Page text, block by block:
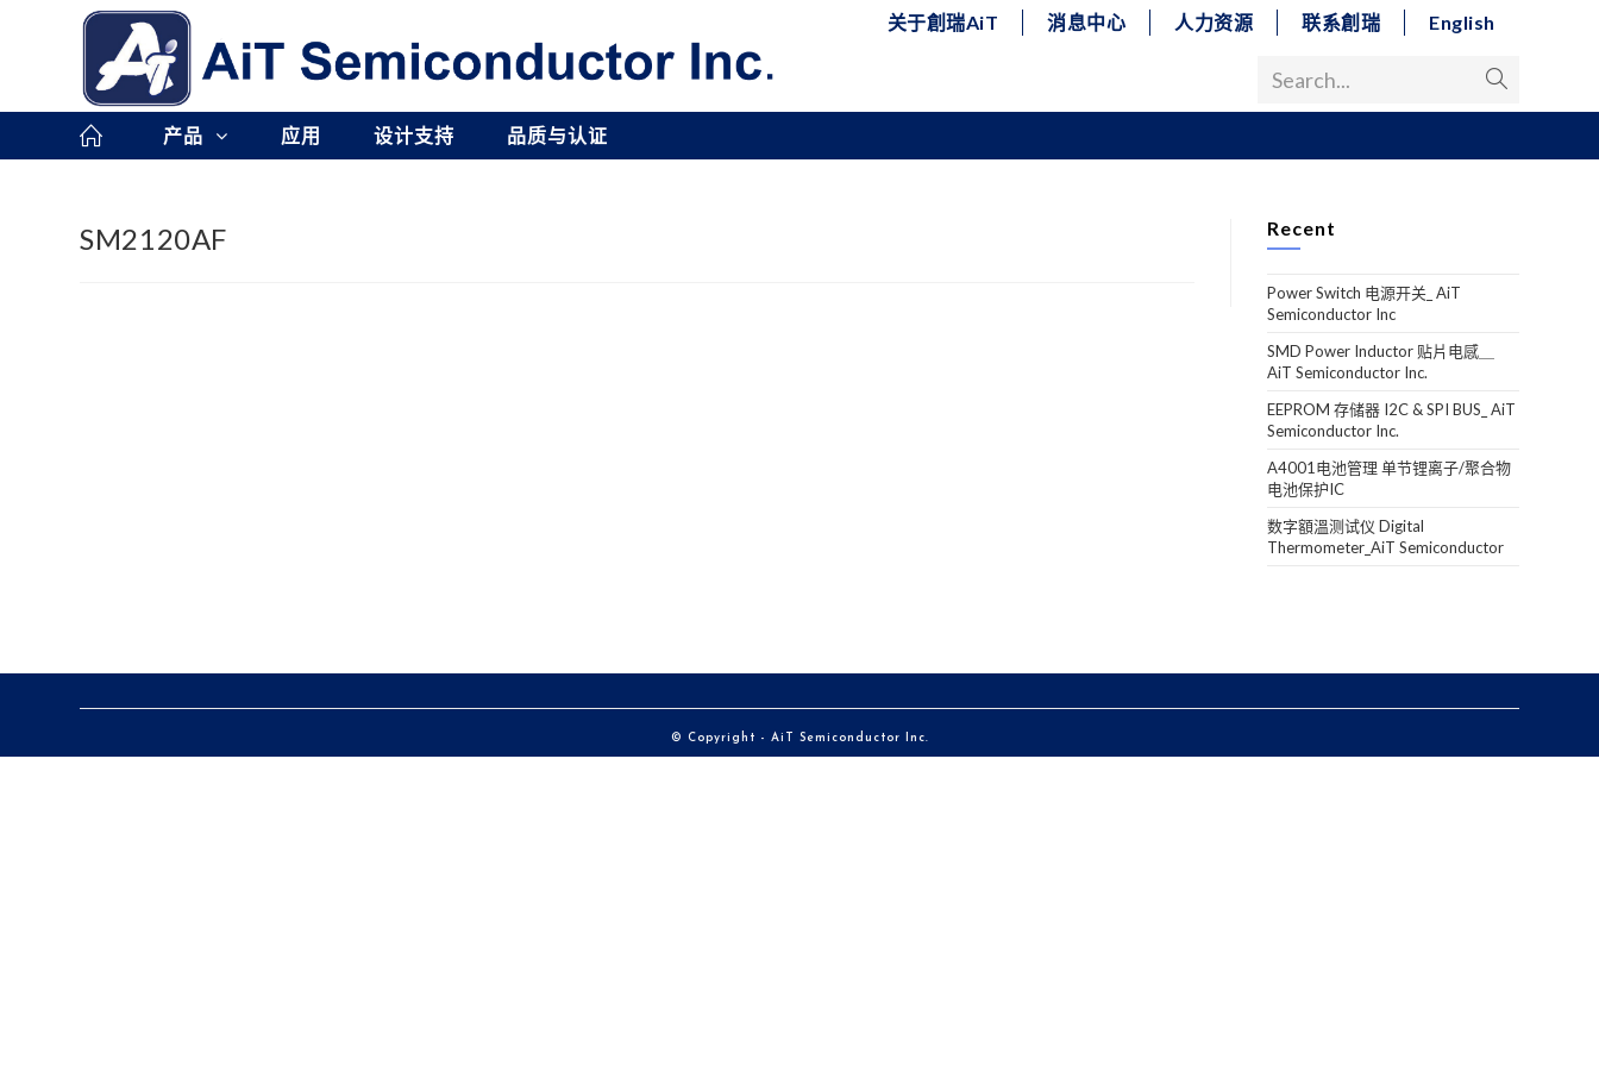
关于創瑞AiT 消息中心 人力资源 联系創瑞 English
Search...
产品 应用 设计支持 品质与认证
SM2120AF Recent
Power Switch 电源开关_ AiT
Semiconductor Inc
SMD Power Inductor 贴片电感＿
AiT Semiconductor Inc.
EEPROM 存储器 I2C & SPI BUS_ AiT
Semiconductor Inc.
A4001电池管理 单节锂离子/聚合物
电池保护IC
数字額溫测试仪 Digital
Thermometer_AiT Semiconductor
© Copyright - AiT Semiconductor Inc.